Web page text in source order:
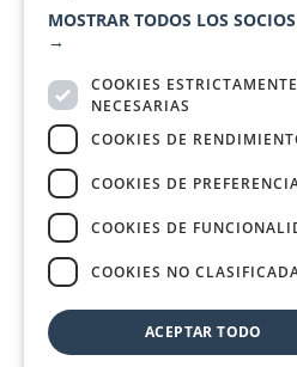
MOSTRAR TODOS LOS SOCIOS
→
COOKIES ESTRICTAMENTE
NECESARIAS
COOKIES DE
COOKIES DE
COOKIES DE
COOKIES NO
ACEPTAR TODO